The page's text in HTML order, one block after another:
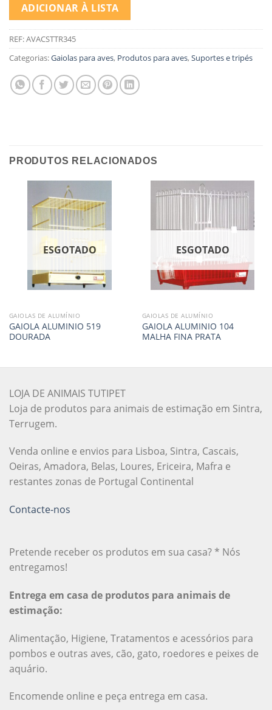
ADICIONAR À LISTA
REF:AVACSTTR345
Categorias:Gaiolas para aves, Produtos para aves,Suportes e tripés
PRODUTOS RELACIONADOS
ESGOTADO
GAIOLAS DE ALUMÍNIO
GAIOLA ALUMINIO 519
DOURADA
ESGOTADO
GAIOLAS DE ALUMÍNIO
GAIOLA ALUMINIO 104
MALHA FINA PRATA
LOJA DE ANIMAIS TUTIPET
Loja de produtos para animais de estimação em Sintra,
Terrugem.
Venda online e envios para Lisboa, Sintra, Cascais,
Oeiras, Amadora, Belas, Loures, Ericeira, Mafra e
restantes zonas de Portugal Continental
Contacte-nos
Pretende receber os produtos em sua casa? * Nós
entregamos!
Entrega em casa de produtos para animais de
estimação:
Alimentação, Higiene, Tratamentos e acessórios para
pombos e outras aves, cão, gato, roedores e peixes de
aquário.
Encomende online e peça entrega em casa.